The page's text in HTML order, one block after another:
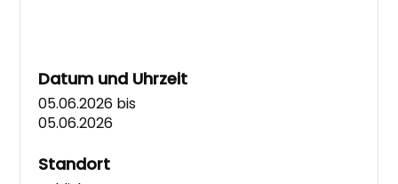
Datum und Uhrzeit
05.06.2026 bis
05.06.2026
Standort